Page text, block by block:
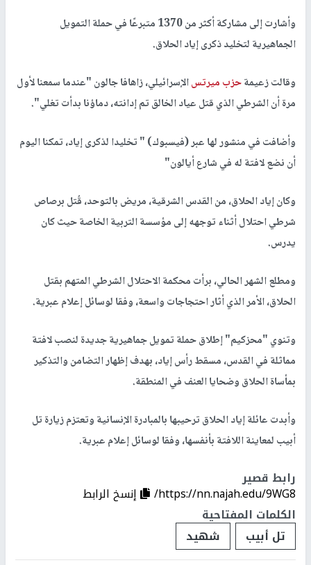
وأشارت إلى مشاركة أكثر من 1370 متبرعًا في حملة التمويل
الجماهيرية لتخليد ذكرى إياد الحلاق.
وقالت زعيمةحزب ميرتسالإسرائيلي، زاهافا جالون "عندما سمعنا لأول
مرة أن الشرطي الذي قتل عياد الخالق تم إدانته، دماؤنا بدأت تغلي".
وأضافت في منشور لها عبر (فيسبوك) " تخليدا لذكرى إياد، تمكنا اليوم
أن نضع لافتة له في شارع أيالون"
وكان إياد الحلاق، من القدس الشرقية، مريض بالتوحد، قُتل برصاص
شرطي احتلال أثناء توجهه إلى مؤسسة التربية الخاصة حيث كان
يدرس.
ومطلع الشهر الحالي، برأت محكمة الاحتلال الشرطي المتهم بقتل
الحلاق، الأمر الذي أثار احتجاجات واسعة، وفقا لوسائل إعلام عبرية.
وتنوي "محزكيم" إطلاق حملة تمويل جماهيرية جديدة لنصب لافتة
مماثلة في القدس، مسقط رأس إياد، بهدف إظهار التضامن والتذكير
بمأساة الحلاق وضحايا العنف في المنطقة.
وأبدت عائلة إياد الحلاق ترحيبها بالمبادرة الإنسانية وتعتزم زيارة تل
أبيب لمعاينة اللافتة بأنفسها، وفقا لوسائل إعلام عبرية.
رابط قصير
https://nn.najah.edu/9WG8/
إنسخ الرابط
الكلمات المفتاحية
تل أبيب
شهيد